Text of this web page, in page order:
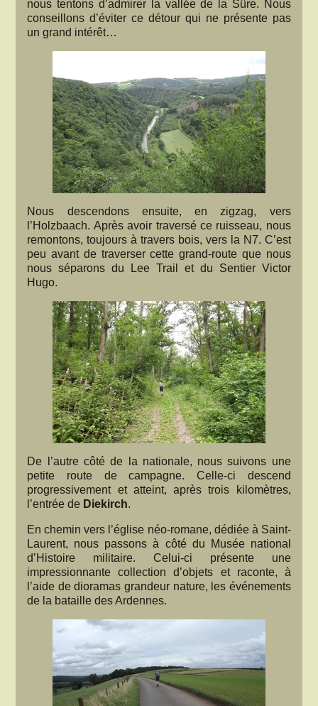
nous tentons d’admirer la vallée de la Sûre. Nous
conseillons d’éviter ce détour qui ne présente pas
un grand intérêt…
Nous descendons ensuite, en zigzag, vers
l’Holzbaach. Après avoir traversé ce ruisseau, nous
remontons, toujours à travers bois, vers la N7. C’est
peu avant de traverser cette grand-route que nous
nous séparons du Lee Trail et du Sentier Victor
Hugo.
De l’autre côté de la nationale, nous suivons une
petite route de campagne. Celle-ci descend
progressivement et atteint, après trois kilomètres,
l’entrée de Diekirch.
En chemin vers l’église néo-romane, dédiée à Saint-
Laurent, nous passons à côté du Musée national
d’Histoire militaire. Celui-ci présente une
impressionnante collection d’objets et raconte, à
l’aide de dioramas grandeur nature, les événements
de la bataille des Ardennes.